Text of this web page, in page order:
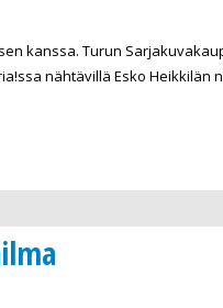
kanssa. Turun
nähtävillä Esko Heikkilän